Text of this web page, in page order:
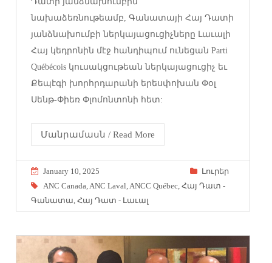
նախաձեռնութեամբ, Գանատայի Հայ Դատի
յանձնախումբի ներկայացուցիչները Լաւալի
Հայ կեդրոնին մէջ հանդիպում ունեցան Parti
Québécois կուսակցութեան ներկայացուցիչ եւ
Քեպէգի խորհրդարանի երեսփոխան Փօլ
Սենթ-Փիեռ Փլոմոնտոնի հետ:
Մանրամասն / Read More
January 10, 2025
Լուրեր
ANC Canada ANC Laval ANCC Québec ,Հայ Դատ -
Գանատա ,Հայ Դատ - Լաւալ